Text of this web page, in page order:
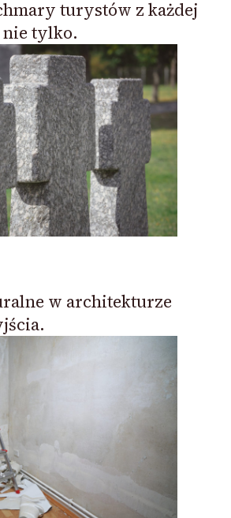
turystów z każdej
nie tylko.
w architekturze